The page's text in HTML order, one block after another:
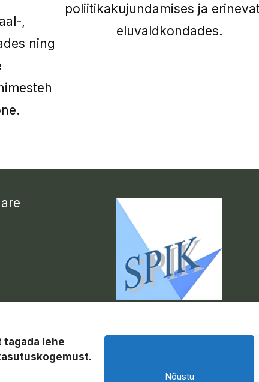
tagada lehe
Nõustu
,
ning
poliitikakujundamises ja
eluvaldkondades.